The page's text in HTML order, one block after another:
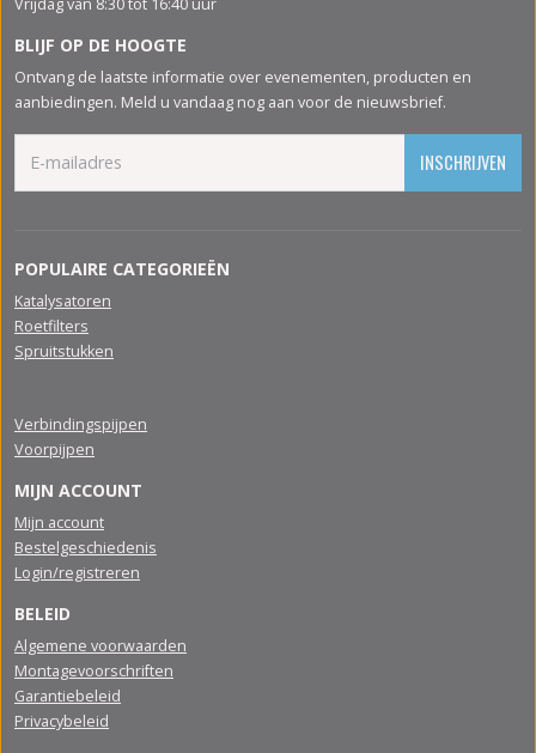
Vrijdag van 8:30 tot 16:40 uur
BLIJF OP DE HOOGTE
Ontvang de laatste informatie over evenementen, producten en
aanbiedingen. Meld u vandaag nog aan voor de nieuwsbrief.
INSCHRIJVEN
POPULAIRE CATEGORIEËN
Katalysatoren
Roetfilters
Spruitstukken
Verbindingspijpen
Voorpijpen
MIJN ACCOUNT
Mijn account
Bestelgeschiedenis
Login/registreren
BELEID
Algemene voorwaarden
Montagevoorschriften
Garantiebeleid
Privacybeleid